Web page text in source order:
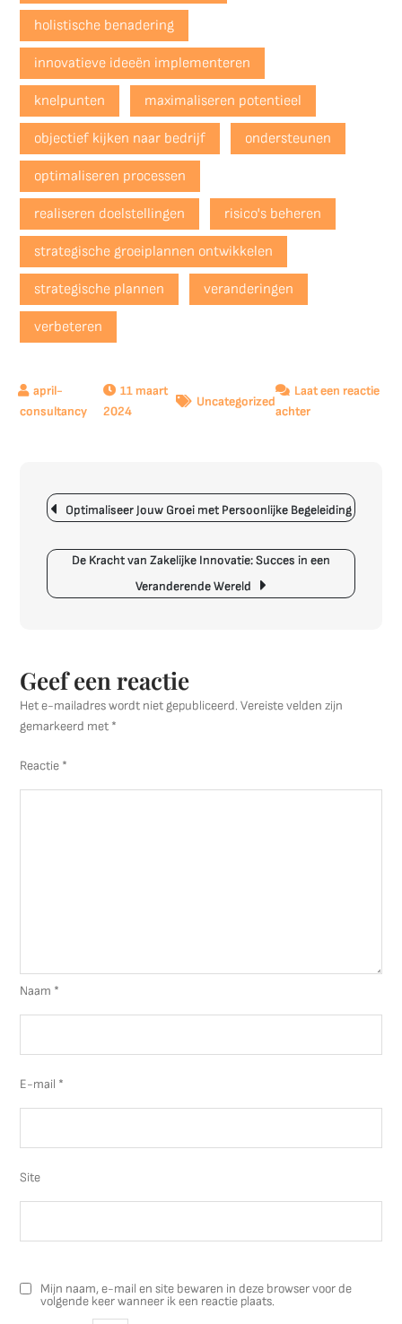
holistische benadering
innovatieve ideeën implementeren
knelpunten maximaliseren potentieel
objectief kijken naar bedrijf ondersteunen
optimaliseren processen
realiseren doelstellingen risico's beheren
strategische groeiplannen ontwikkelen
strategische plannen veranderingen
verbeteren
11 maart
2024
Uncategorized
Laat een reactie
achterop
Met
Professioneel
Berichtnavigatie
Optimaliseer Jouw Groei met Persoonlijke Begeleiding
De Kracht van Zakelijke Innovatie: Succes in een
Veranderende Wereld
Geef een reactie
Het e-mailadres wordt niet gepubliceerd. Vereiste velden zijn
gemarkeerd met *
Reactie *
Naam *
E-mail *
Site
Mijn naam, e-mail en site bewaren in deze browser voor de
volgende keer wanneer ik een reactie plaats.